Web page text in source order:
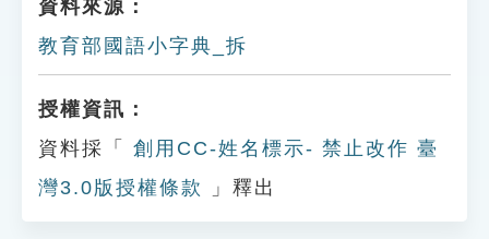
資料來源：
教育部國語小字典_拆
授權資訊：
資料採「
創用CC-姓名標示- 禁止改作 臺
灣3.0版授權條款
」釋出